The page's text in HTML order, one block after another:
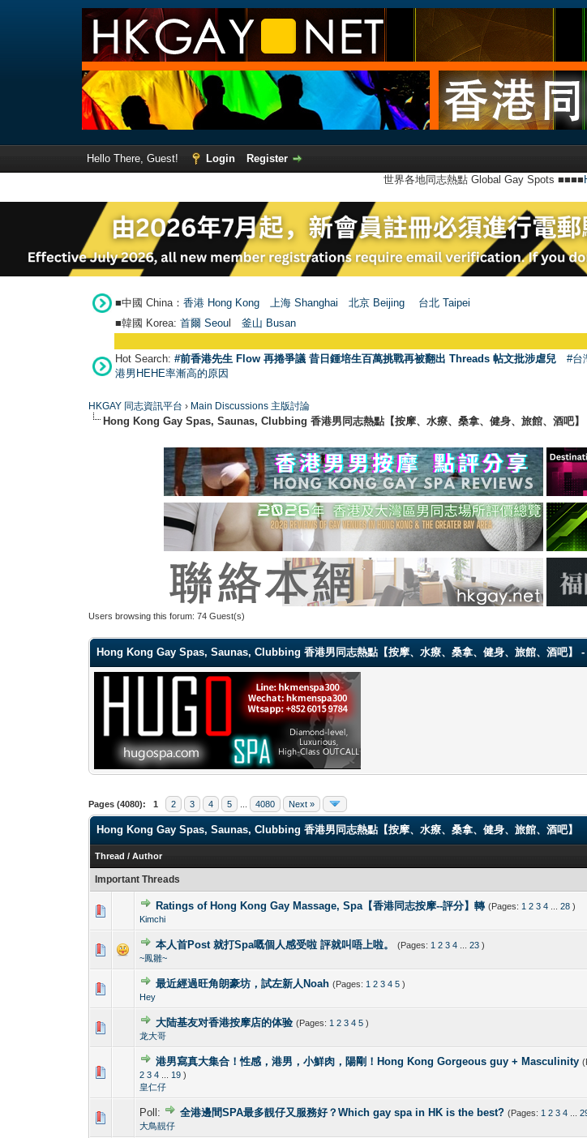
Hello There, Guest! Login
Register
世界各地同志熱點 Global Gay Spots ■■■■
■中國 China： 香港 Hong Kong 上海 Shanghai 北京 Beijing 台北 Taipei
■韓國 Korea: 首爾 Seou 釜山 Busan
Hot Search: #前香港先生 Flow 再捲爭議 昔日鍾培生百萬挑戰再被翻出 Threads 帖文批涉虐兒 #台
港男HEHE率漸高的原因
HKGAY 同志資訊平台 › Main Discussions 主版討論
Hong Kong Gay Spas, Saunas, Clubbing 香港男同志熱點【按摩、水療、桑拿、健身、旅館、酒吧】
Users browsing this forum: 74 Guest(s)
Hong Kong Gay Spas, Saunas, Clubbing 香港男同志熱點【按摩、水療、桑拿、健身、旅館、酒吧】
Pages (4080): 1 2 3 4 5 4080 Next »
Hong Kong Gay Spas, Saunas, Clubbing 香港男同志熱點【按摩、水療、桑拿、健身、旅館、酒吧】
Thread /Author
Important Threads
Ratings of Hong Kong Gay Massage, Spa【香港同志按摩--評分】轉 (Pages: 1 2 3 4 ...28 )
Kimchi
1 Vote(s) - 5 out of 5 in Average
12 345
本人首Post 就打Spa嘅個人感受啦 評就叫唔上啦。 (Pages: 1 2 3 4 ...23 )
~鳳雛~
1 Vote(s) - 5 out of 5 in Average
12345
最近經過旺角朗豪坊，試左新人Noah (Pages: 1 2 3 4 5 )
Hey
1 Vote(s) - 5 out of 5 in Average
1234 5
大陆基友对香港按摩店的体验 (Pages: 1 2 3 4 5 )
龙大哥
1 Vote(s) - 5 out of 5 in Average
123
港男寫真大集合！性感，港男，小鮮肉，陽剛！Hong Kong Gorgeous guy + Masculinity
2 3 4 19 )
皇仁仔
Poll: 全港邊間SPA最多靚仔又服務好？Which gay spa in HK is the best? (Pages: 1 2 3 4 ...
大鳥靚仔
1 Vote(s) - 4 out of 5 in Average
12345